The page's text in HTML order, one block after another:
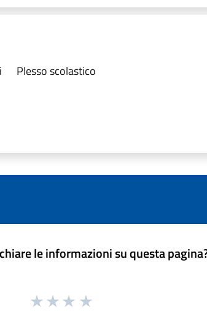
Plesso scolastico
le informazioni su questa